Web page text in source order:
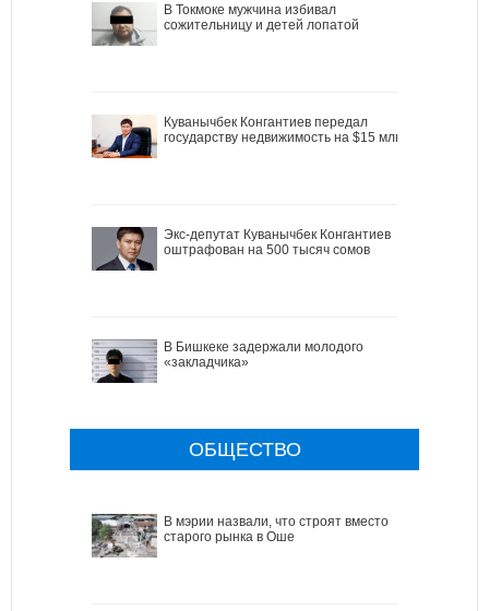
В Токмоке мужчина избивал
сожительницу и детей лопатой
Куванычбек Конгантиев передал
государству недвижимость на $15 млн
Экс-депутат Куванычбек Конгантиев
оштрафован на 500 тысяч сомов
В Бишкеке задержали молодого
«закладчика»
ОБЩЕСТВО
В мэрии назвали, что строят вместо
старого рынка в Оше